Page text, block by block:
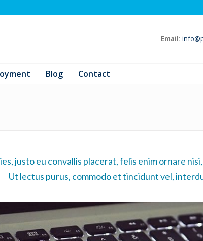
Email:
Blog Contact
justo eu convallis placerat, felis enim ornare
Ut lectus purus, commodo et tincidunt vel,